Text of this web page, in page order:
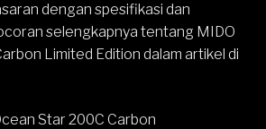
dengan spesifikasi dan
selengkapnya tentang MIDO
Limited Edition dalam artikel di
Star 200C Carbon